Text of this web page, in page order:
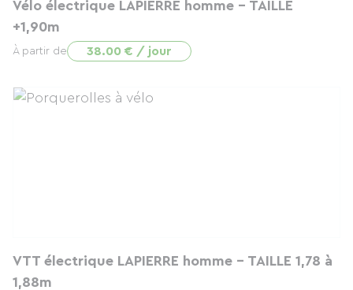
Vélo électrique LAPIERRE homme - TAILLE
+1,90m
À partir de 38.00 € / jour
VTT électrique LAPIERRE homme - TAILLE 1,78 à
1,88m